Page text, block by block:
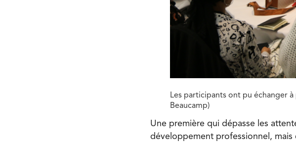
Les participants ont pu échanger
Beaucamp)
Une première qui dépasse les
développement professionnel, mais